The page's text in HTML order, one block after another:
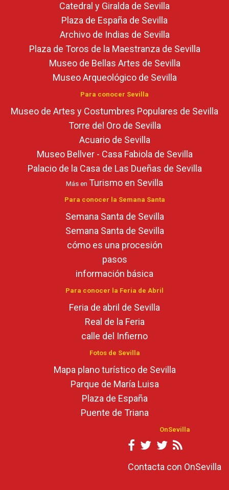
Catedral y Giralda de Sevilla
Plaza de España de Sevilla
Archivo de Indias de Sevilla
Plaza de Toros de la Maestranza de Sevilla
Museo de Bellas Artes de Sevilla
Museo Arqueológico de Sevilla
Para conocer Sevilla
Museo de Artes y Costumbres Populares de Sevilla
Torre del Oro de Sevilla
Acuario de Sevilla
Museo Bellver - Casa Fabiola de Sevilla
Palacio de la Casa de Las Dueñas de Sevilla
Más en Turismo en Sevilla
Para conocer la Semana Santa
Semana Santa de Sevilla
Semana Santa de Sevilla
cómo es una procesión
pasos
información básica
Para conocer la Feria de Abril
Feria de abril de Sevilla
Real de la Feria
calle del Infierno
Fotos de Sevilla
Mapa plano turístico de Sevilla
Parque de María Luisa
Plaza de España
Puente de Triana
OnSevilla
Contacta con OnSevilla